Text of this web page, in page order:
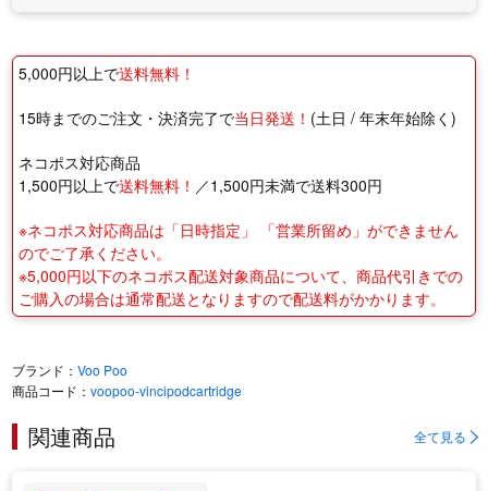
5,000円以上で送料無料！
15時までのご注文・決済完了で当日発送！ (土日 / 年末年始除く)
ネコポス対応商品
1,500円以上で送料無料！ ／1,500円未満で送料300円
※ネコポス対応商品は「日時指定」 「営業所留め」ができません
のでご了承ください。
※5,000円以下のネコポス配送対象商品について、商品代引きでの
ご購入の場合は通常配送となりますので配送料がかかります。
ブランド：Voo Poo
商品コード：voopoo-vincipodcartridge
関連商品 全て見る